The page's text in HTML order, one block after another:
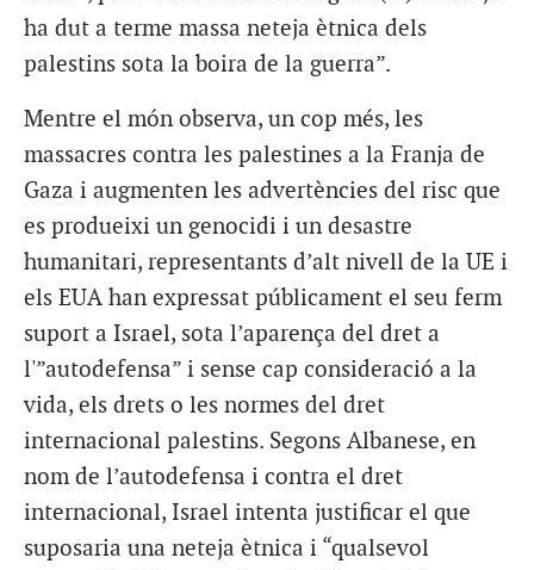
ha dut a terme massa neteja ètnica dels
palestins sota la boira de la guerra”.
Mentre el món observa, un cop més, les
massacres contra les palestines a la Franja de
Gaza i augmenten les advertències del risc que
es produeixi un genocidi i un desastre
humanitari, representants d’alt nivell de la UE i
els EUA han expressat públicament el seu ferm
suport a Israel, sota l’aparença del dret a
l'”autodefensa” i sense cap consideració a la
vida, els drets o les normes del dret
internacional palestins. Segons Albanese, en
nom de l’autodefensa i contra el dret
internacional, Israel intenta justificar el que
suposaria una neteja ètnica i “qualsevol